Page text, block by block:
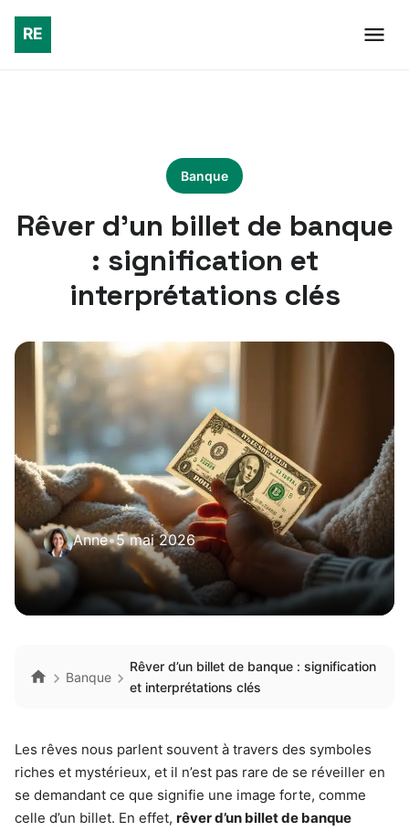
Banque
Rêver d’un billet de banque
: signification et
interprétations clés
Anne•5 mai 2026
Banque
Rêver d’un billet de banque : signification
et interprétations clés
Les rêves nous parlent souvent à travers des symboles
riches et mystérieux, et il n’est pas rare de se réveiller en
se demandant ce que signifie une image forte, comme
celle d’un billet. En effet, rêver d’un billet de banque